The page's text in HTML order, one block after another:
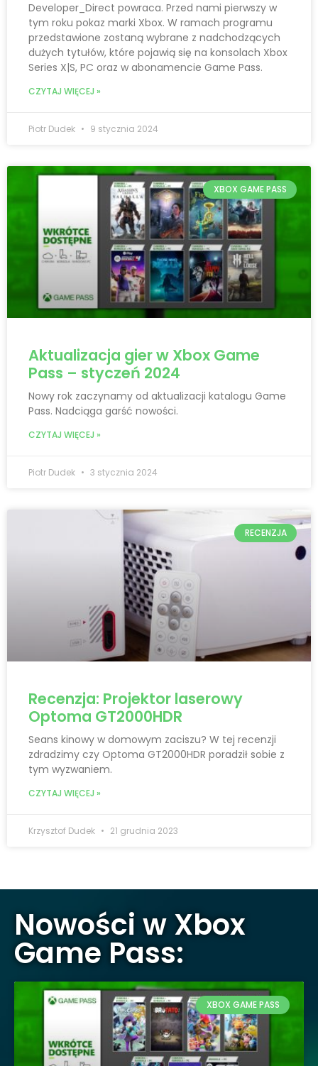
Developer_Direct powraca. Przed nami pierwszy w
tym roku pokaz marki Xbox. W ramach programu
przedstawione zostaną wybrane z nadchodzących
dużych tytułów, które pojawią się na konsolach Xbox
Series X|S, PC oraz w abonamencie Game Pass.
CZYTAJ WIĘCEJ »
Piotr Dudek 9 stycznia 2024
XBOX GAME PASS
Aktualizacja gier w Xbox Game
Pass – styczeń 2024
Nowy rok zaczynamy od aktualizacji katalogu Game
Pass. Nadciąga garść nowości.
CZYTAJ WIĘCEJ »
Piotr Dudek 3 stycznia 2024
RECENZJA
Recenzja: Projektor laserowy
Optoma GT2000HDR
Seans kinowy w domowym zaciszu? W tej recenzji
zdradzimy czy Optoma GT2000HDR poradził sobie z
tym wyzwaniem.
CZYTAJ WIĘCEJ »
Krzysztof Dudek 21 grudnia 2023
Nowości w Xbox
Game Pass:
XBOX GAME PASS